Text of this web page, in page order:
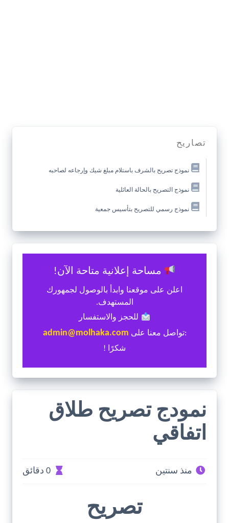
تصاريح
نموذج تصريح بالشرف باستلام مبلغ شيك وإرجاعه لصاحبه
نموذج التصريح بالحالة العائلية
نموذج رسمي للتصريح بتأسيس جمعية
مساحة إعلانية متاحة الآن!
اعلن على موقعنا وابدأ بالوصول لجمهورك
المستهدف.
للحجز والاستفسار
:تواصل معنا على admin@molhaka.com
شكرًا !
نمودج تصريح طلاق
اتفاقي
منذ سنتين 0 دقائق
تصريح